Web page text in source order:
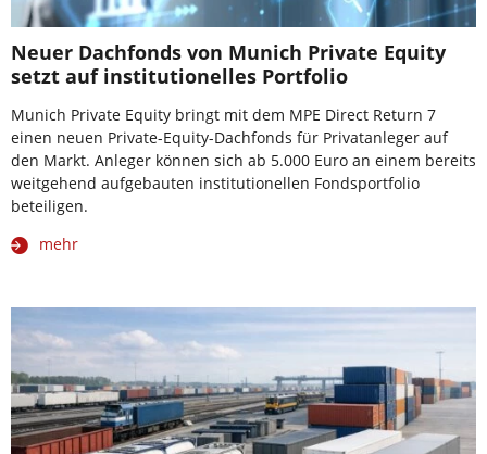
Neuer Dachfonds von Munich Private Equity
setzt auf institutionelles Portfolio
Munich Private Equity bringt mit dem MPE Direct Return 7
einen neuen Private-Equity-Dachfonds für Privatanleger auf
den Markt. Anleger können sich ab 5.000 Euro an einem bereits
weitgehend aufgebauten institutionellen Fondsportfolio
beteiligen.
mehr